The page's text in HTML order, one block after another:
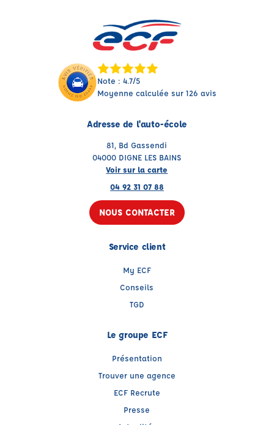
Note : 4.7/5
Moyenne calculée sur 126 avis
Adresse de l'auto-école
81, Bd Gassendi
04000 DIGNE LES BAINS
Voir sur la carte
04 92 31 07 88
NOUS CONTACTER
Service client
My ECF
Conseils
TGD
Le groupe ECF
Présentation
Trouver une agence
ECF Recrute
Presse